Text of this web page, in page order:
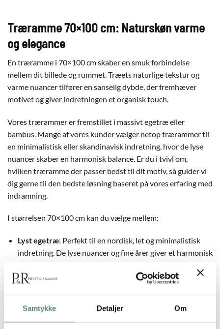
Samtykke Detaljer Om
Træramme 70×100 cm: Naturskøn varme
og elegance
En træramme i 70×100 cm skaber en smuk forbindelse
mellem dit billede og rummet. Træets naturlige tekstur og
varme nuancer tilfører en sanselig dybde, der fremhæver
motivet og giver indretningen et organisk touch.
Vores trærammer er fremstillet i massivt egetræ eller
bambus. Mange af vores kunder vælger netop trærammer til
en minimalistisk eller skandinavisk indretning, hvor de lyse
nuancer skaber en harmonisk balance. Er du i tvivl om,
hvilken træramme der passer bedst til dit motiv, så guider vi
dig gerne til den bedste løsning baseret på vores erfaring med
indramning.
I størrelsen 70×100 cm kan du vælge mellem:
Lyst egetræ: Perfekt til en nordisk, let og minimalistisk
indretning. De lyse nuancer og fine årer giver et harmonisk
Mørkt egetræ
: Skaber kontrast og dybde, særligt
velegnet til sort-hvide billeder eller kunstværker med
stærke farver. En klassisk ramme, der tilfører elegance og